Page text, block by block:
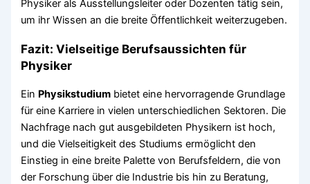
Physiker als Ausstellungsleiter oder Dozenten tätig sein,
um ihr Wissen an die breite Öffentlichkeit weiterzugeben.
Fazit: Vielseitige Berufsaussichten für
Physiker
Ein Physikstudium bietet eine hervorragende Grundlage
für eine Karriere in vielen unterschiedlichen Sektoren. Die
Nachfrage nach gut ausgebildeten Physikern ist hoch,
und die Vielseitigkeit des Studiums ermöglicht den
Einstieg in eine breite Palette von Berufsfeldern, die von
der Forschung über die Industrie bis hin zu Beratung,